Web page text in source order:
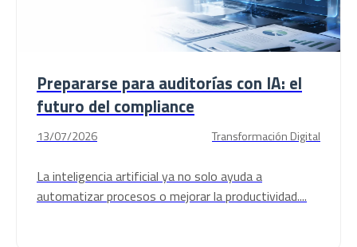
Prepararse para auditorías con IA: el
futuro del compliance
13/07/2026 Transformación Digital
La inteligencia artificial ya no solo ayuda a
automatizar procesos o mejorar la productividad....